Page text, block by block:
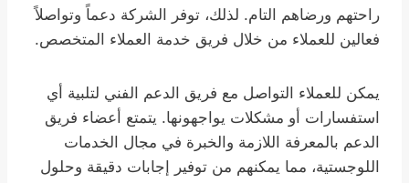
راحتهم ورضاهم التام. لذلك، توفر الشركة دعماً وتواصلاً
فعالين للعملاء من خلال فريق خدمة العملاء المتخصص.
يمكن للعملاء التواصل مع فريق الدعم الفني لتلبية أي
استفسارات أو مشكلات يواجهونها. يتمتع أعضاء فريق
الدعم بالمعرفة اللازمة والخبرة في مجال الخدمات
اللوجستية، مما يمكنهم من توفير إجابات دقيقة وحلول